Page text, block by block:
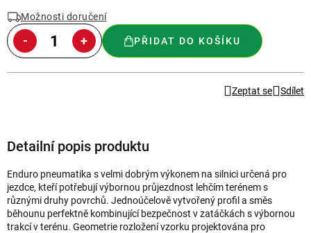
Možnosti doručení
PŘIDAT DO KOŠÍKU
Zeptat se Sdílet
Detailní popis produktu
Enduro pneumatika s velmi dobrým výkonem na silnici určená pro
jezdce, kteří potřebují výbornou průjezdnost lehčím terénem s
různými druhy povrchů. Jednoúčelově vytvořený profil a směs
běhounu perfektně kombinující bezpečnost v zatáčkách s výbornou
trakcí v terénu. Geometrie rozložení vzorku projektována pro